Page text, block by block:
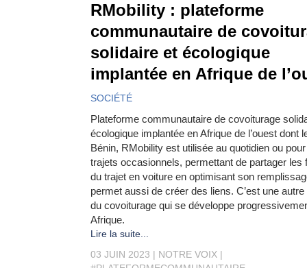
RMobility : plateforme
communautaire de
solidaire et écologique
implantée en Afrique de
SOCIÉTÉ
Plateforme communautaire de covoiturage
écologique implantée en Afrique de l’ouest dont
Bénin, RMobility est utilisée au quotidien ou
trajets occasionnels, permettant de partager les
du trajet en voiture en optimisant son
permet aussi de créer des liens. C’est une
du covoiturage qui se développe
Afrique.
Lire la suite...
03 JUIN 2023
NOTRE VOIX